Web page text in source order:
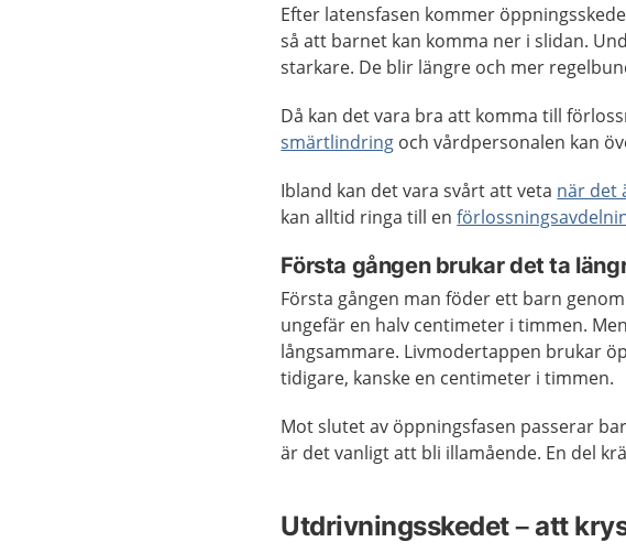
Efter latensfasen kommer
så att barnet kan komma ner i slidan.
starkare. De blir längre och mer
Då kan det vara bra att komma till
smärtlindring och vårdpersonalen kan
Ibland kan det vara svårt att veta när det
kan alltid ringa till en
Första gången brukar det ta
Första gången man föder ett barn
ungefär en halv centimeter i timmen.
långsammare. Livmodertappen brukar
tidigare, kanske en centimeter i timmen.
Mot slutet av öppningsfasen passerar
är det vanligt att bli illamående. En del
Utdrivningsskedet – att